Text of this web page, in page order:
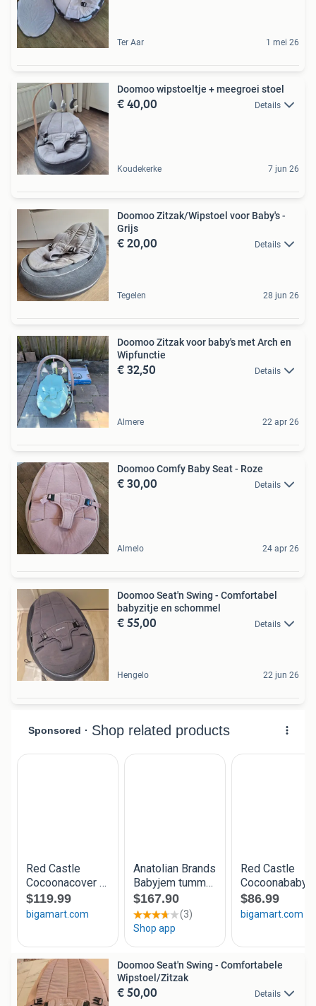
Ter Aar 1 mei 26
Doomoo wipstoeltje + meegroei stoel
€ 40,00 Details
Koudekerke 7 jun 26
Doomoo Zitzak/Wipstoel voor Baby's -
Grijs
€ 20,00 Details
Tegelen 28 jun 26
Doomoo Zitzak voor baby's met Arch en
Wipfunctie
€ 32,50 Details
Almere 22 apr 26
Doomoo Comfy Baby Seat - Roze
€ 30,00 Details
Almelo 24 apr 26
Doomoo Seat'n Swing - Comfortabel
babyzitje en schommel
€ 55,00 Details
Hengelo 22 jun 26
Doomoo Seat'n Swing - Comfortabele
Wipstoel/Zitzak
€ 50,00 Details